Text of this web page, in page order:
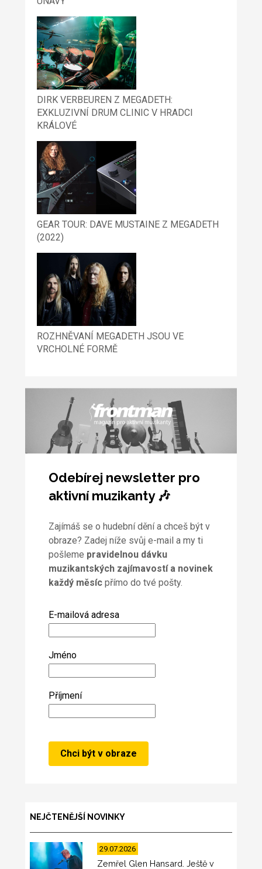
DIRK VERBEUREN Z MEGADETH:
EXKLUZIVNÍ DRUM CLINIC V HRADCI
KRÁLOVÉ
GEAR TOUR: DAVE MUSTAINE Z MEGADETH
(2022)
ROZHNĚVANÍ MEGADETH JSOU VE
VRCHOLNÉ FORMĚ
Odebírej newsletter pro
aktivní muzikanty 🎶
Zajímáš se o hudební dění a chceš být v
obraze? Zadej níže svůj e-mail a my ti
pošleme pravidelnou dávku
muzikantských zajímavostí a novinek
každý měsícpřímo do tvé pošty.
E-mailová adresa
Jméno
Příjmení
NEJČTENĚJŠÍ NOVINKY
29.07.2026
Zemřel Glen Hansard. Ještě v